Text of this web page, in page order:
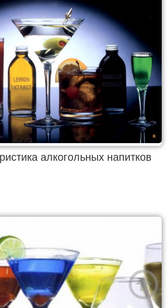
алкогольных напитков